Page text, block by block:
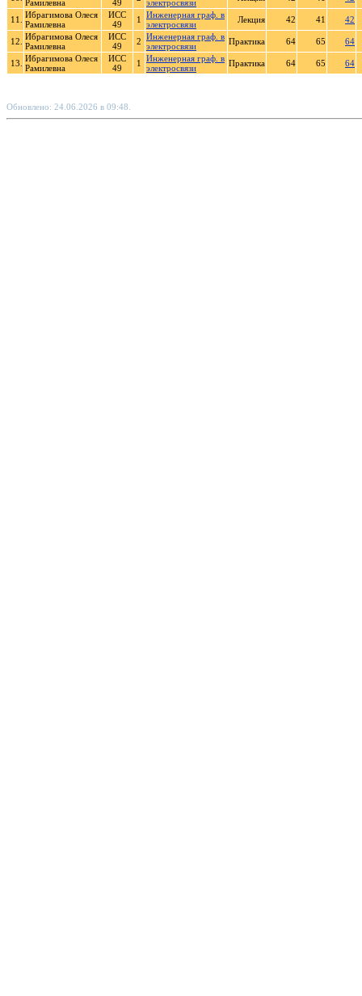
Рамилевна
49
электросвязи
11.
Ибрагимова Олеся
Рамилевна
ИСС
49
1
Инженерная граф. в
электросвязи
Лекция 42 41 42
12. Ибрагимова Олеся
Рамилевна
ИСС
49
2 Инженерная граф. в
электросвязи
Практика 64 65 64
13. Ибрагимова Олеся
Рамилевна
ИСС
49
1
Инженерная граф. в
электросвязи
Практика 64 65 64
Обновлено: 24.06.2026 в 09:48.